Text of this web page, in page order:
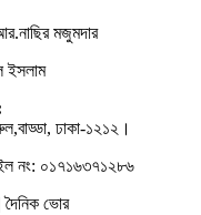
মজুমদার
ইসলাম
ঢাকা-১২১২।
নং: ০১৭১৬৩৭১২৮৬
ভোর